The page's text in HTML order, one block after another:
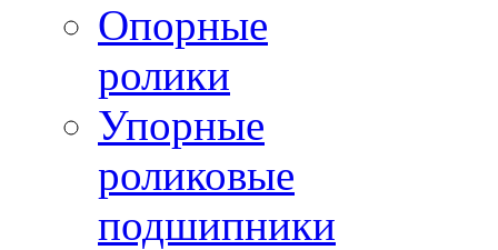
Опорные
ролики
Упорные
роликовые
подшипники